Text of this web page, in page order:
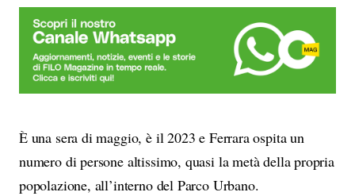
È una sera di maggio, è il 2023 e Ferrara ospita un
numero di persone altissimo, quasi la metà della propria
popolazione, all’interno del Parco Urbano.